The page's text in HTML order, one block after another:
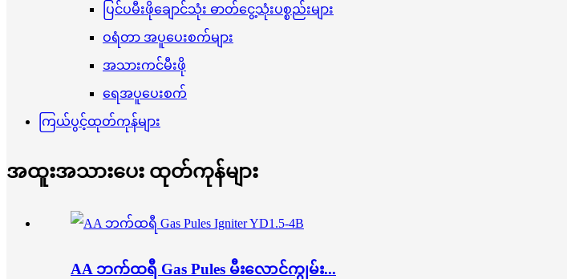
ပြင်ပမီးဖိုချောင်သုံး ဓာတ်ငွေ့သုံးပစ္စည်းများ
ဝရံတာ အပူပေးစက်များ
အသားကင်မီးဖို
ရေအပူပေးစက်
ကြယ်ပွင့်ထုတ်ကုန်များ
အထူးအသားပေး ထုတ်ကုန်များ
AA ဘက်ထရီ Gas Pules မီးလောင်ကျွမ်း...